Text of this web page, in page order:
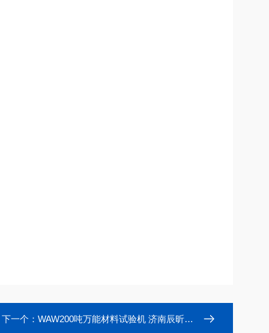
下一个： WAW200吨万能材料试验机 济南辰昕生产厂家